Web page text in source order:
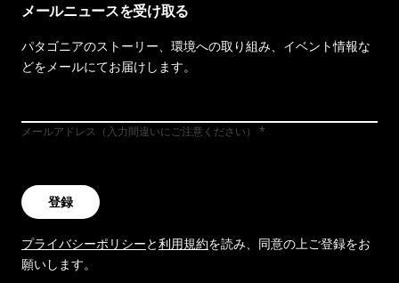
メールニュースを受け取る
パタゴニアのストーリー、環境への取り組み、イベント情報な
どをメールにてお届けします。
メールアドレス（入力間違いにご注意ください）
登録
プライバシーポリシーと利用規約を読み、同意の上ご登録をお
願いします。